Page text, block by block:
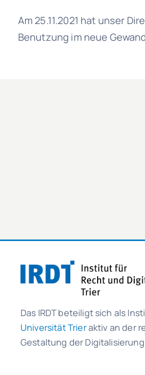
Am 25.11.2021 hat unser
Benutzung im neue
Das IRDT beteiligt sich als
Universität Trieraktiv an der
Gestaltung der